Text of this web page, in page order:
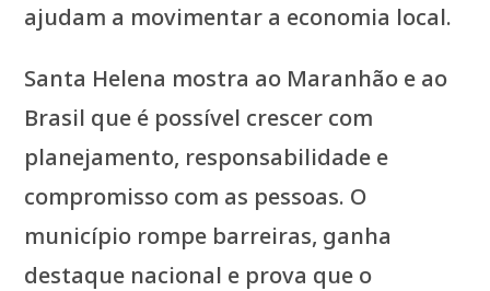
ajudam a movimentar a economia local.
Santa Helena mostra ao Maranhão e ao
Brasil que é possível crescer com
planejamento, responsabilidade e
compromisso com as pessoas. O
município rompe barreiras, ganha
destaque nacional e prova que o